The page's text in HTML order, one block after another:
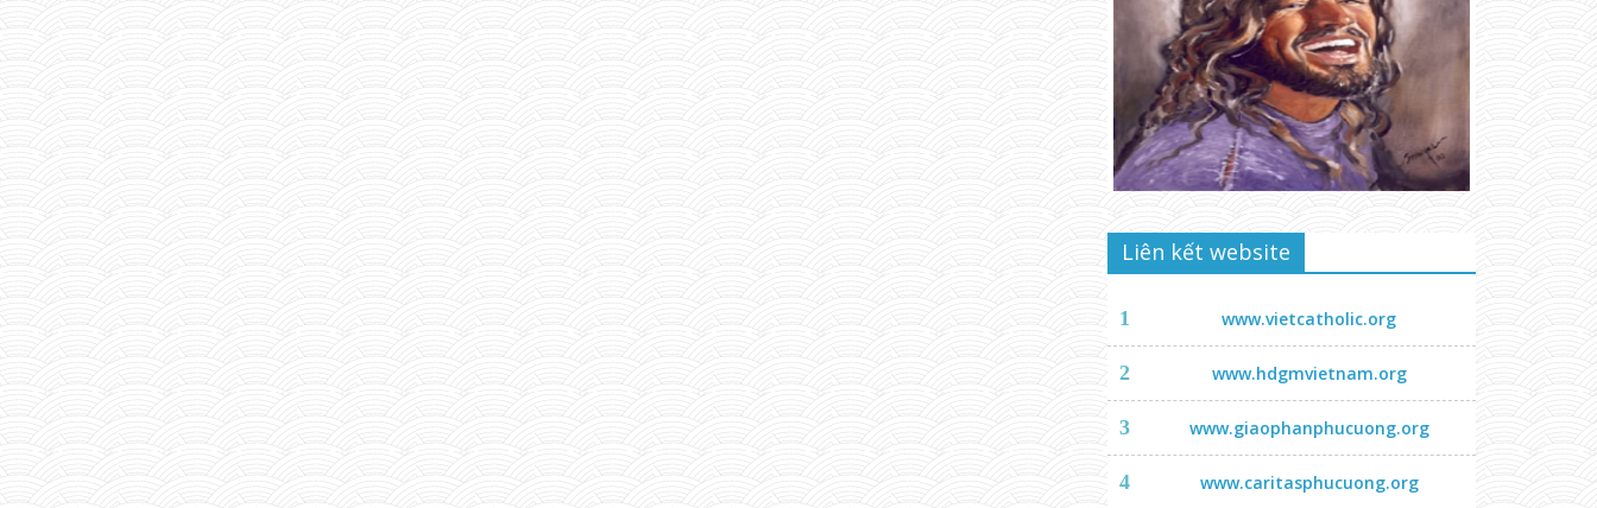
Liên kết website
1 www.vietcatholic.org
2 www.hdgmvietnam.org
3 www.giaophanphucuong.org
4 www.caritasphucuong.org